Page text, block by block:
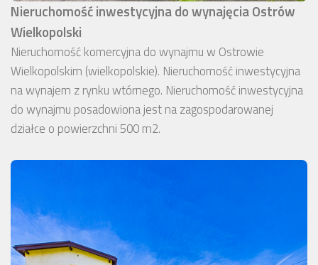
Nieruchomość inwestycyjna do wynajęcia Ostrów
Wielkopolski
Nieruchomość komercyjna do wynajmu w Ostrowie
Wielkopolskim (wielkopolskie). Nieruchomość inwestycyjna
na wynajem z rynku wtórnego. Nieruchomość inwestycyjna
do wynajmu posadowiona jest na zagospodarowanej
działce o powierzchni 500 m2.